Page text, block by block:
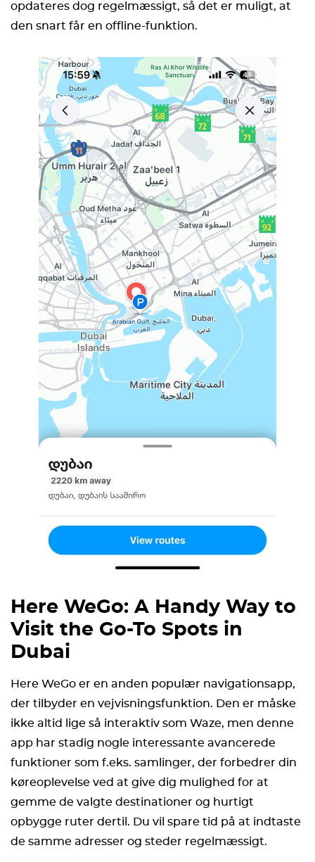
opdateres dog regelmæssigt, så det er muligt, at
den snart får en offline-funktion.
Here WeGo: A Handy Way to
Visit the Go-To Spots in
Dubai
Here WeGo er en anden populær navigationsapp,
der tilbyder en vejvisningsfunktion. Den er måske
ikke altid lige så interaktiv som Waze, men denne
app har stadig nogle interessante avancerede
funktioner som f.eks. samlinger, der forbedrer din
køreoplevelse ved at give dig mulighed for at
gemme de valgte destinationer og hurtigt
opbygge ruter dertil. Du vil spare tid på at indtaste
de samme adresser og steder regelmæssigt.